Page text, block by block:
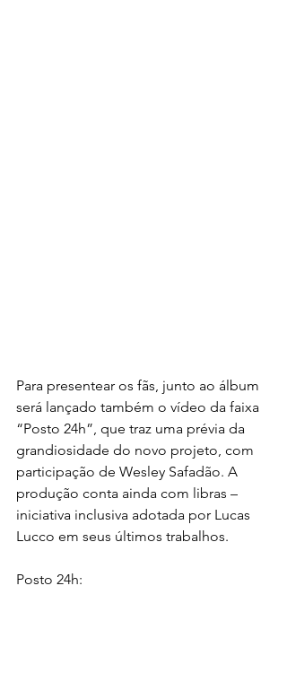
Para presentear os fãs, junto ao álbum
será lançado também o vídeo da faixa
“Posto 24h”, que traz uma prévia da
grandiosidade do novo projeto, com
participação de Wesley Safadão. A
produção conta ainda com libras –
iniciativa inclusiva adotada por Lucas
Lucco em seus últimos trabalhos.
Posto 24h: